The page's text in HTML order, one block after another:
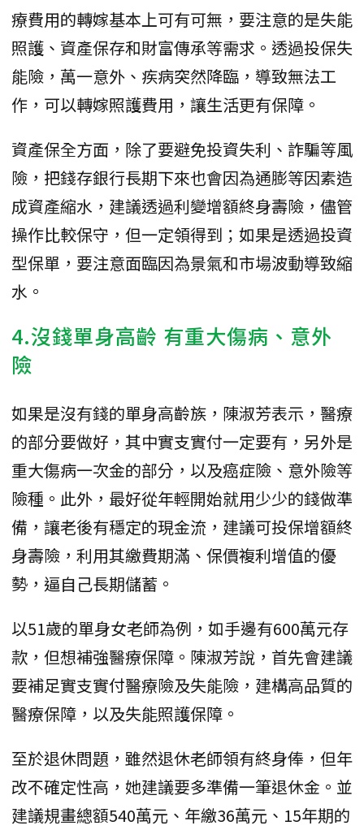
療費用的轉嫁基本上可有可無，要注意的是失能
照護、資產保存和財富傳承等需求。透過投保失
能險，萬一意外、疾病突然降臨，導致無法工
作，可以轉嫁照護費用，讓生活更有保障。
資產保全方面，除了要避免投資失利、詐騙等風
險，把錢存銀行長期下來也會因為通膨等因素造
成資產縮水，建議透過利變增額終身壽險，儘管
操作比較保守，但一定領得到；如果是透過投資
型保單，要注意面臨因為景氣和市場波動導致縮
水。
4.沒錢單身高齡 有重大傷病、意外
險
如果是沒有錢的單身高齡族，陳淑芳表示，醫療
的部分要做好，其中實支實付一定要有，另外是
重大傷病一次金的部分，以及癌症險、意外險等
險種。此外，最好從年輕開始就用少少的錢做準
備，讓老後有穩定的現金流，建議可投保增額終
身壽險，利用其繳費期滿、保價複利增值的優
勢，逼自己長期儲蓄。
以51歲的單身女老師為例，如手邊有600萬元存
款，但想補強醫療保障。陳淑芳說，首先會建議
要補足實支實付醫療險及失能險，建構高品質的
醫療保障，以及失能照護保障。
至於退休問題，雖然退休老師領有終身俸，但年
改不確定性高，她建議要多準備一筆退休金。並
建議規畫總額540萬元、年繳36萬元、15年期的